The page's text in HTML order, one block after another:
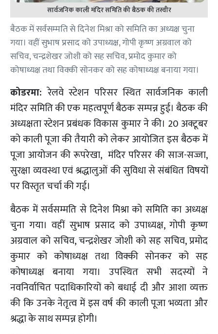
सार्वजनिक काली मंदिर समिति की बैठक की तस्वीर
बैठक में सर्वसम्मति से दिनेश मिश्रा को समिति का अध्यक्ष चुना
गया। वहीं सुभाष प्रसाद को उपाध्यक्ष, गोपी कृष्ण अग्रवाल को
सचिव, चन्द्रशेखर जोशी को सह सचिव, प्रमोद कुमार को
कोषाध्यक्ष तथा विक्की सोनकर को सह कोषाध्यक्ष बनाया गया।
कोडरमा:रेलवे स्टेशन परिसर स्थित सार्वजनिक काली
मंदिर समिति की एक महत्वपूर्ण बैठक सम्पन्न हुई। बैठक की
अध्यक्षता स्टेशन प्रबंधक विकास कुमार ने की। 20 अक्टूबर
को काली पूजा की तैयारी को लेकर आयोजित इस बैठक में
पूजा आयोजन की रूपरेखा, मंदिर परिसर की साज-सज्जा,
सुरक्षा व्यवस्था एवं श्रद्धालुओं की सुविधा से संबंधित विषयों
पर विस्तृत चर्चा की गई।
बैठक में सर्वसम्मति से दिनेश मिश्रा को समिति का अध्यक्ष
चुना गया। वहीं सुभाष प्रसाद को उपाध्यक्ष, गोपी कृष्ण
अग्रवाल को सचिव, चन्द्रशेखर जोशी को सह सचिव, प्रमोद
कुमार को कोषाध्यक्ष तथा विक्की सोनकर को सह
कोषाध्यक्ष बनाया गया। उपस्थित सभी सदस्यों ने
नवनिर्वाचित पदाधिकारियों को बधाई दी और आशा व्यक्त
की कि उनके नेतृत्व में इस वर्ष की काली पूजा भव्यता और
श्रद्धा के साथ सम्पन्न होगी।